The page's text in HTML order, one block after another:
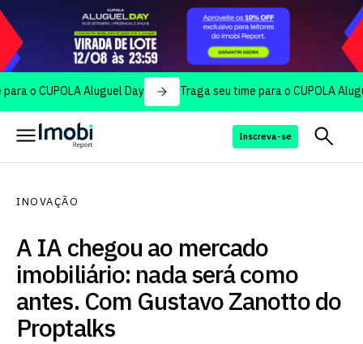
Aluguel Day Traga seu time para o CUPOLA Aluguel Day
Inscreva-se
INOVAÇÃO
A IA chegou ao mercado
imobiliário: nada será como
antes. Com Gustavo Zanotto do
Proptalks